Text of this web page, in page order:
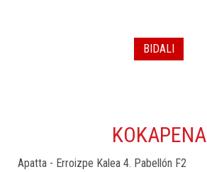
BIDALI
KOKAPENA
Apatta - Erroizpe Kalea 4. Pabellón F2